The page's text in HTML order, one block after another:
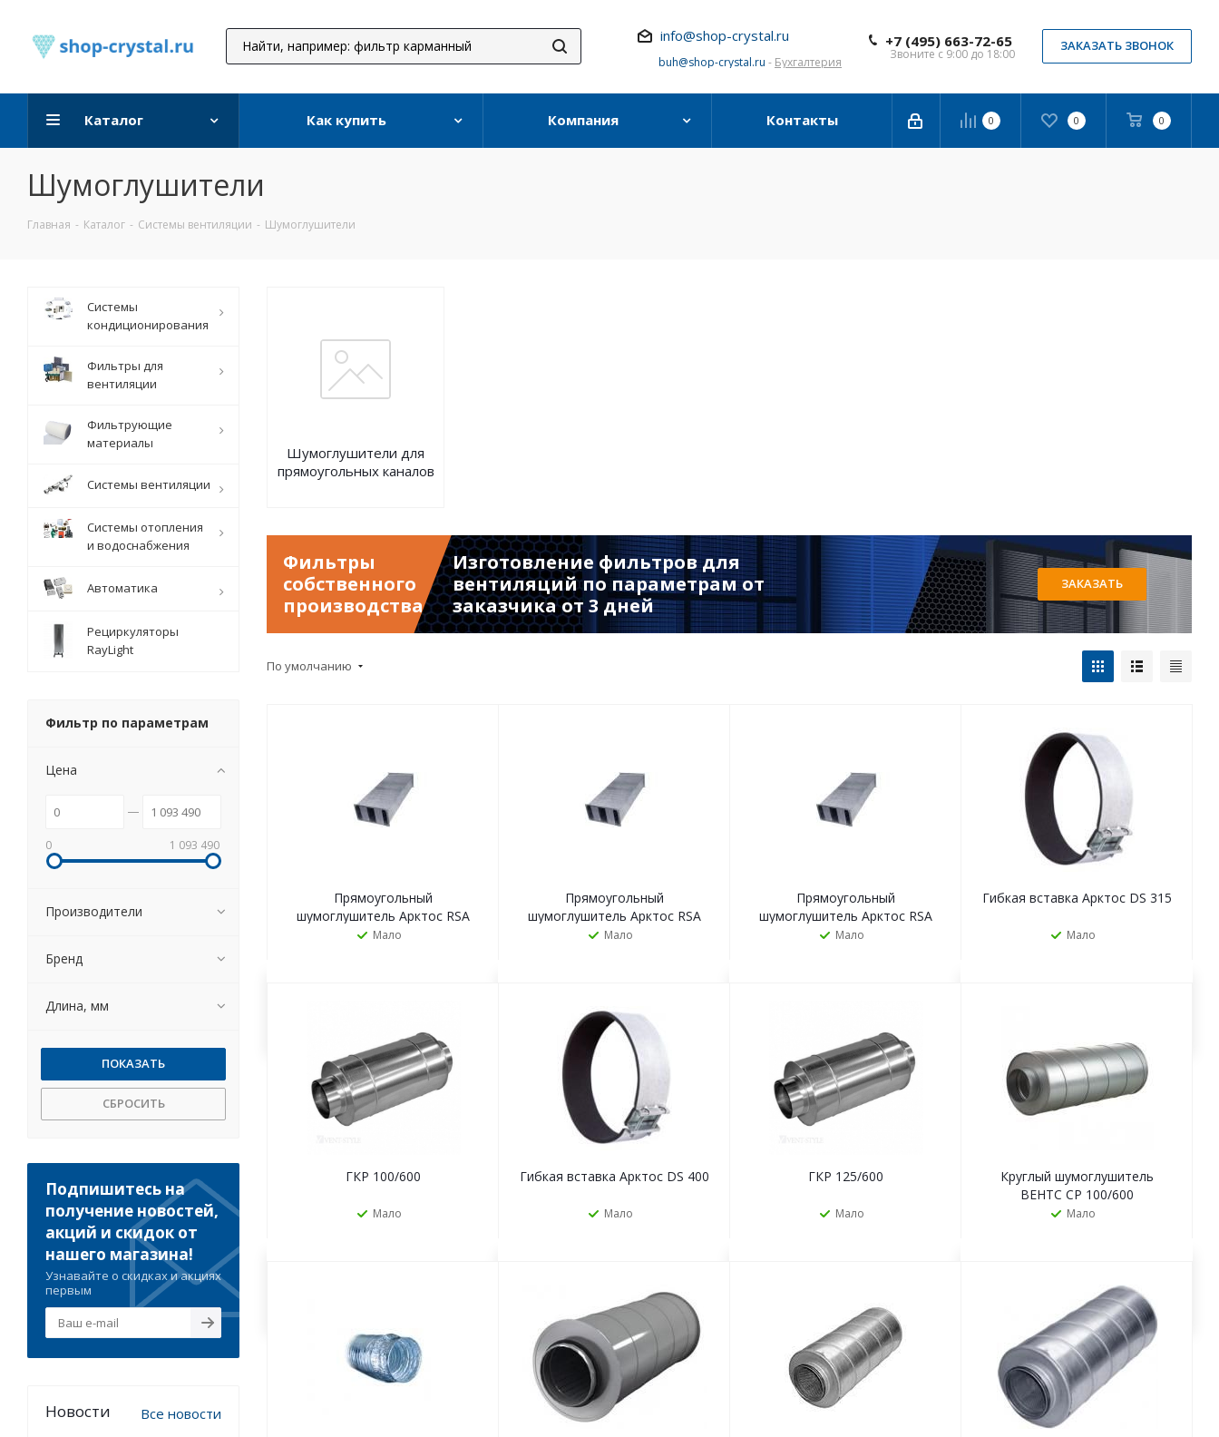
info@shop-crystal.ru
buh@shop-crystal.ru - Бухгалтерия
+7 (495) 663-72-65
Звоните с 9:00 до 18:00
ЗАКАЗАТЬ ЗВОНОК
0 0 0
Каталог Как купить Компания Контакты
Шумоглушители
Главная - Каталог - Системы вентиляции - Шумоглушители
Шумоглушители для
прямоугольных каналов
Фильтры
собственного
производства
Изготовление фильтров для
вентиляций по параметрам от
заказчика от 3 дней
ЗАКАЗАТЬ
По умолчанию
Прямоугольный
шумоглушитель Арктос RSA
1200x600/1000M1
Мало
Прямоугольный
шумоглушитель Арктос RSA
1000x300/1000M1
Мало
Прямоугольный
шумоглушитель Арктос RSA
800x400/1000M1
Мало
Гибкая вставка Арктос DS 315
Мало
ГКР 100/600
Мало
Гибкая вставка Арктос DS 400
Мало
ГКР 125/600
Мало
Круглый шумоглушитель
ВЕНТС СР 100/600
Мало
Системы
кондиционирования
Фильтры для
вентиляции
Фильтрующие
материалы
Системы вентиляции
Системы отопления
и водоснабжения
Автоматика
Рециркуляторы
RayLight
Фильтр по параметрам
Цена
0 1 093 490
Производители
Бренд
Длина, мм
СБРОСИТЬ
Подпишитесь на
получение новостей,
акций и скидок от
нашего магазина!
Узнавайте о скидках и акциях
первым
Новости Все новости